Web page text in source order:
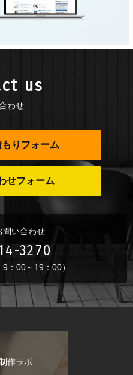
us
わせ
りフォーム
せフォーム
問い合わせ
3270
9：00～19：00）
作ラボ